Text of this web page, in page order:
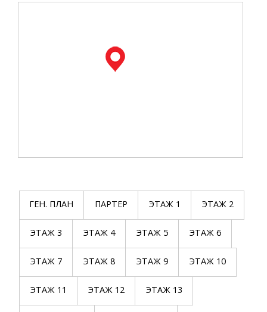
ГЕН. ПЛАН ПАРТЕР ЭТАЖ 1 ЭТАЖ 2
ЭТАЖ 3 ЭТАЖ 4 ЭТАЖ 5 ЭТАЖ 6
ЭТАЖ 7 ЭТАЖ 8 ЭТАЖ 9 ЭТАЖ 10
ЭТАЖ 11 ЭТАЖ 12 ЭТАЖ 13